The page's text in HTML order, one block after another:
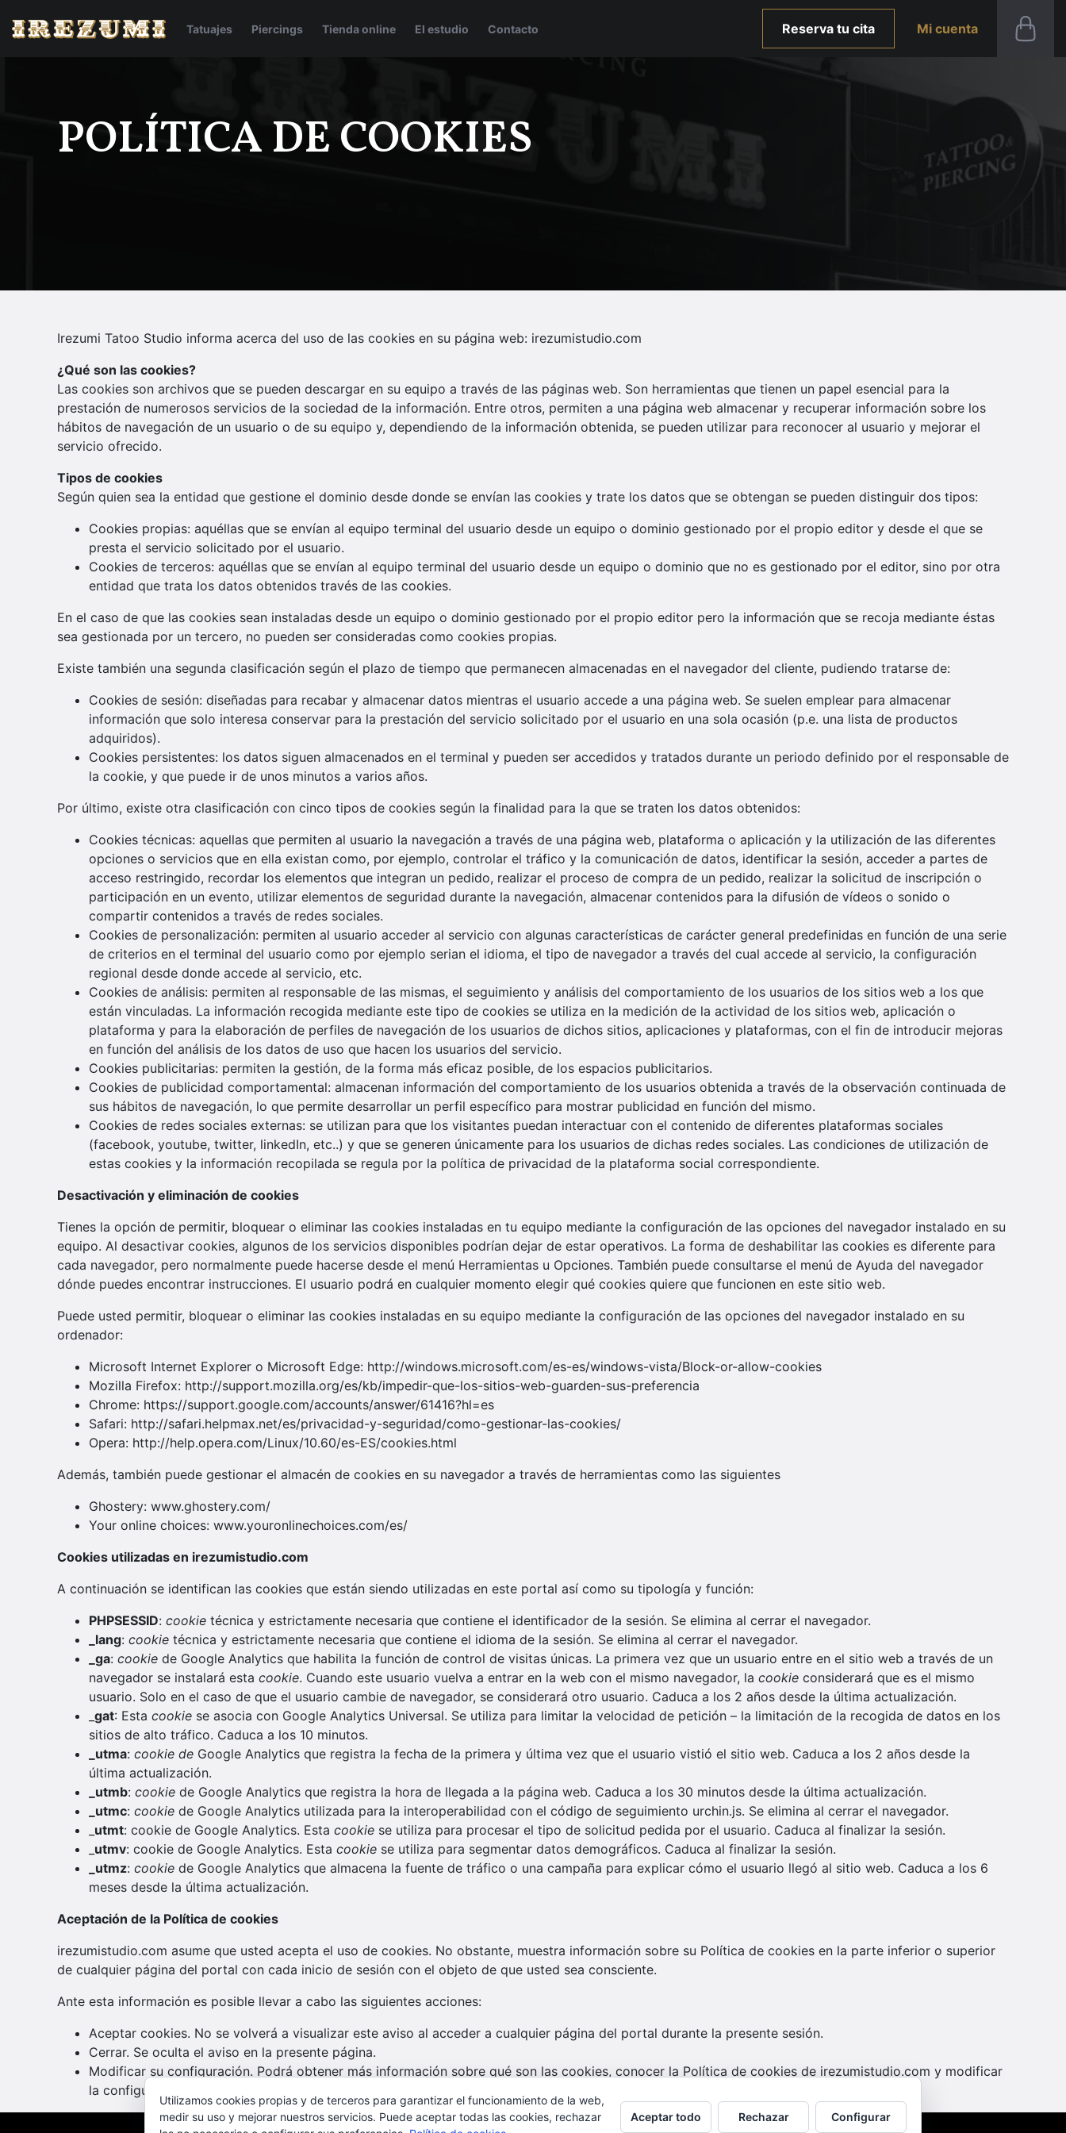
Reserva tu cita
Tatuajes Piercings Tienda online El estudio Contacto Mi cuenta
POLÍTICA DE COOKIES
Irezumi Tatoo Studio informa acerca del uso de las cookies en su página web: irezumistudio.com
¿Qué son las cookies?
Las cookies son archivos que se pueden descargar en su equipo a través de las páginas web. Son herramientas que tienen un papel esencial para la
prestación de numerosos servicios de la sociedad de la información. Entre otros, permiten a una página web almacenar y recuperar información sobre los
hábitos de navegación de un usuario o de su equipo y, dependiendo de la información obtenida, se pueden utilizar para reconocer al usuario y mejorar el
servicio ofrecido.
Tipos de cookies
Según quien sea la entidad que gestione el dominio desde donde se envían las cookies y trate los datos que se obtengan se pueden distinguir dos tipos:
Cookies propias: aquéllas que se envían al equipo terminal del usuario desde un equipo o dominio gestionado por el propio editor y desde el que se
presta el servicio solicitado por el usuario.
Cookies de terceros: aquéllas que se envían al equipo terminal del usuario desde un equipo o dominio que no es gestionado por el editor, sino por otra
entidad que trata los datos obtenidos través de las cookies.
En el caso de que las cookies sean instaladas desde un equipo o dominio gestionado por el propio editor pero la información que se recoja mediante éstas
sea gestionada por un tercero, no pueden ser consideradas como cookies propias.
Existe también una segunda clasificación según el plazo de tiempo que permanecen almacenadas en el navegador del cliente, pudiendo tratarse de:
Cookies de sesión: diseñadas para recabar y almacenar datos mientras el usuario accede a una página web. Se suelen emplear para almacenar
información que solo interesa conservar para la prestación del servicio solicitado por el usuario en una sola ocasión (p.e. una lista de productos
adquiridos).
Cookies persistentes: los datos siguen almacenados en el terminal y pueden ser accedidos y tratados durante un periodo definido por el responsable de
la cookie, y que puede ir de unos minutos a varios años.
Por último, existe otra clasificación con cinco tipos de cookies según la finalidad para la que se traten los datos obtenidos:
Cookies técnicas: aquellas que permiten al usuario la navegación a través de una página web, plataforma o aplicación y la utilización de las diferentes
opciones o servicios que en ella existan como, por ejemplo, controlar el tráfico y la comunicación de datos, identificar la sesión, acceder a partes de
acceso restringido, recordar los elementos que integran un pedido, realizar el proceso de compra de un pedido, realizar la solicitud de inscripción o
participación en un evento, utilizar elementos de seguridad durante la navegación, almacenar contenidos para la difusión de vídeos o sonido o
compartir contenidos a través de redes sociales.
Cookies de personalización: permiten al usuario acceder al servicio con algunas características de carácter general predefinidas en función de una serie
de criterios en el terminal del usuario como por ejemplo serian el idioma, el tipo de navegador a través del cual accede al servicio, la configuración
regional desde donde accede al servicio, etc.
Cookies de análisis: permiten al responsable de las mismas, el seguimiento y análisis del comportamiento de los usuarios de los sitios web a los que
están vinculadas. La información recogida mediante este tipo de cookies se utiliza en la medición de la actividad de los sitios web, aplicación o
plataforma y para la elaboración de perfiles de navegación de los usuarios de dichos sitios, aplicaciones y plataformas, con el fin de introducir mejoras
en función del análisis de los datos de uso que hacen los usuarios del servicio.
Cookies publicitarias: permiten la gestión, de la forma más eficaz posible, de los espacios publicitarios.
Cookies de publicidad comportamental: almacenan información del comportamiento de los usuarios obtenida a través de la observación continuada de
sus hábitos de navegación, lo que permite desarrollar un perfil específico para mostrar publicidad en función del mismo.
Cookies de redes sociales externas: se utilizan para que los visitantes puedan interactuar con el contenido de diferentes plataformas sociales
(facebook, youtube, twitter, linkedIn, etc..) y que se generen únicamente para los usuarios de dichas redes sociales. Las condiciones de utilización de
estas cookies y la información recopilada se regula por la política de privacidad de la plataforma social correspondiente.
Desactivación y eliminación de cookies
Tienes la opción de permitir, bloquear o eliminar las cookies instaladas en tu equipo mediante la configuración de las opciones del navegador instalado en su
equipo. Al desactivar cookies, algunos de los servicios disponibles podrían dejar de estar operativos. La forma de deshabilitar las cookies es diferente para
cada navegador, pero normalmente puede hacerse desde el menú Herramientas u Opciones. También puede consultarse el menú de Ayuda del navegador
dónde puedes encontrar instrucciones. El usuario podrá en cualquier momento elegir qué cookies quiere que funcionen en este sitio web.
Puede usted permitir, bloquear o eliminar las cookies instaladas en su equipo mediante la configuración de las opciones del navegador instalado en su
ordenador:
Microsoft Internet Explorer o Microsoft Edge: http://windows.microsoft.com/es-es/windows-vista/Block-or-allow-cookies
Mozilla Firefox: http://support.mozilla.org/es/kb/impedir-que-los-sitios-web-guarden-sus-preferencia
Chrome: https://support.google.com/accounts/answer/61416?hl=es
Safari: http://safari.helpmax.net/es/privacidad-y-seguridad/como-gestionar-las-cookies/
Opera: http://help.opera.com/Linux/10.60/es-ES/cookies.html
Además, también puede gestionar el almacén de cookies en su navegador a través de herramientas como las siguientes
Ghostery: www.ghostery.com/
Your online choices: www.youronlinechoices.com/es/
Cookies utilizadas en irezumistudio.com
A continuación se identifican las cookies que están siendo utilizadas en este portal así como su tipología y función:
PHPSESSID: cookie técnica y estrictamente necesaria que contiene el identificador de la sesión. Se elimina al cerrar el navegador.
_lang: cookie técnica y estrictamente necesaria que contiene el idioma de la sesión. Se elimina al cerrar el navegador.
_ga: cookie de Google Analytics que habilita la función de control de visitas únicas. La primera vez que un usuario entre en el sitio web a través de un
navegador se instalará esta cookie. Cuando este usuario vuelva a entrar en la web con el mismo navegador, la cookie considerará que es el mismo
usuario. Solo en el caso de que el usuario cambie de navegador, se considerará otro usuario. Caduca a los 2 años desde la última actualización.
gat: Esta cookie se asocia con Google Analytics Universal. Se utiliza para limitar la velocidad de petición – la limitación de la recogida de datos en los
sitios de alto tráfico. Caduca a los 10 minutos.
_utma: cookie de Google Analytics que registra la fecha de la primera y última vez que el usuario vistió el sitio web. Caduca a los 2 años desde la
última actualización.
_utmb: cookie de Google Analytics que registra la hora de llegada a la página web. Caduca a los 30 minutos desde la última actualización.
_utmc: cookie de Google Analytics utilizada para la interoperabilidad con el código de seguimiento urchin.js. Se elimina al cerrar el navegador.
utmt: cookie de Google Analytics. Esta cookie se utiliza para procesar el tipo de solicitud pedida por el usuario. Caduca al finalizar la sesión.
utmv: cookie de Google Analytics. Esta cookie se utiliza para segmentar datos demográficos. Caduca al finalizar la sesión.
_utmz: cookie de Google Analytics que almacena la fuente de tráfico o una campaña para explicar cómo el usuario llegó al sitio web. Caduca a los 6
meses desde la última actualización.
Aceptación de la Política de cookies
irezumistudio.com asume que usted acepta el uso de cookies. No obstante, muestra información sobre su Política de cookies en la parte inferior o superior
de cualquier página del portal con cada inicio de sesión con el objeto de que usted sea consciente.
Ante esta información es posible llevar a cabo las siguientes acciones:
Aceptar cookies. No se volverá a visualizar este aviso al acceder a cualquier página del portal durante la presente sesión.
Cerrar. Se oculta el aviso en la presente página.
Modificar su configuración. Podrá obtener más información sobre qué son las cookies, conocer la Política de cookies de irezumistudio.com y modificar
la configuración de su navegador.
Utilizamos cookies propias y de terceros para garantizar el funcionamiento de la web,
medir su uso y mejorar nuestros servicios. Puede aceptar todas las cookies, rechazar
Aceptar todo Rechazar Configurar